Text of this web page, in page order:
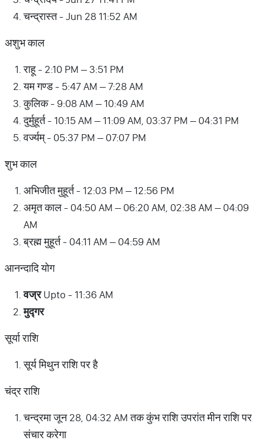
चन्द्रास्त - Jun 28 11:52 AM
अशुभ काल
राहू - 2:10 PM – 3:51 PM
यम गण्ड - 5:47 AM – 7:28 AM
कुलिक - 9:08 AM – 10:49 AM
दुर्मुहूर्त - 10:15 AM – 11:09 AM, 03:37 PM – 04:31 PM
वर्ज्यम् - 05:37 PM – 07:07 PM
शुभ काल
अभिजीत मुहूर्त - 12:03 PM – 12:56 PM
अमृत काल - 04:50 AM – 06:20 AM, 02:38 AM – 04:09
AM
ब्रह्म मुहूर्त - 04:11 AM – 04:59 AM
आनन्दादि योग
वज्रUpto - 11:36 AM
मुद्गर
सूर्या राशि
सूर्य मिथुन राशि पर है
चंद्र राशि
चन्द्रमा जून 28, 04:32 AM तक कुंभ राशि उपरांत मीन राशि पर
संचार करेगा